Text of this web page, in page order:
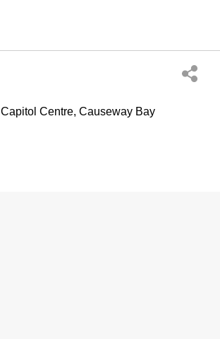
Capitol Centre, Causeway Bay